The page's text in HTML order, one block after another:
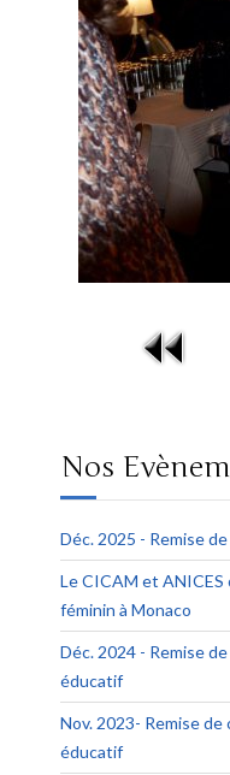
Nos
Déc. 2025 - Remise
Le CICAM et
féminin à Monaco
Déc. 2024 - Remise
éducatif
Nov. 2023- Remise
éducatif